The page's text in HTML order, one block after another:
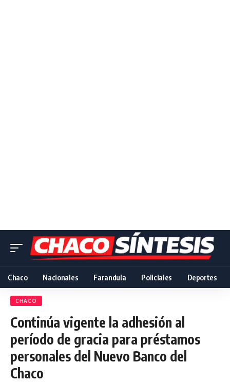
Chaco Nacionales Farandula Policiales Deportes
CHACO
Continúa vigente la adhesión al
período de gracia para préstamos
personales del Nuevo Banco del
Chaco